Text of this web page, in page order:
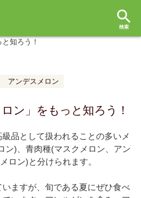
search
アンデスメロン
ン」をもっと知ろう！
品として扱われることの多いメ
ン)、青肉種(マスクメロン、アン
ロン)と分けられます。
ますが、旬である夏にぜひ食べ